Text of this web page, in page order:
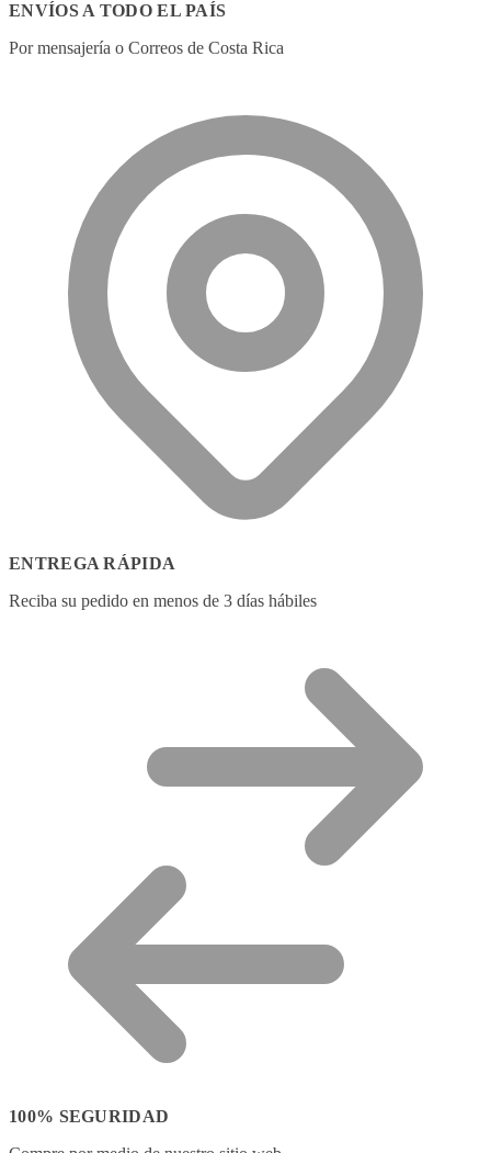
ENVÍOS A TODO EL PAÍS
Por mensajería o Correos de Costa Rica
ENTREGA RÁPIDA
Reciba su pedido en menos de 3 días hábiles
100% SEGURIDAD